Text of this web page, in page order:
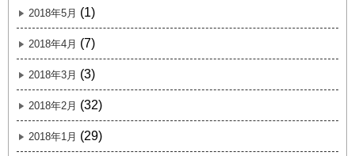
2018年5月 (1)
2018年4月 (7)
2018年3月 (3)
2018年2月 (32)
2018年1月 (29)